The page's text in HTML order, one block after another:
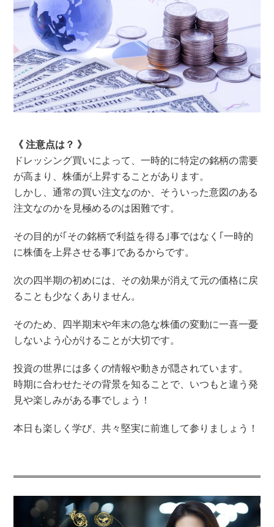
《 注意点は？ 》
ドレッシング買いによって、一時的に特定の銘柄の需要
が高まり、株価が上昇することがあります。
しかし、通常の買い注文なのか、そういった意図のある
注文なのかを見極めるのは困難です。
その目的が｢その銘柄で利益を得る｣事ではなく｢一時的
に株価を上昇させる事｣であるからです。
次の四半期の初めには、その効果が消えて元の価格に戻
ることも少なくありません。
そのため、四半期末や年末の急な株価の変動に一喜一憂
しないよう心がけることが大切です。
投資の世界には多くの情報や動きが隠されています。
時期に合わせたその背景を知ることで、いつもと違う発
見や楽しみがある事でしょう！
本日も楽しく学び、共々堅実に前進して参りましょう！